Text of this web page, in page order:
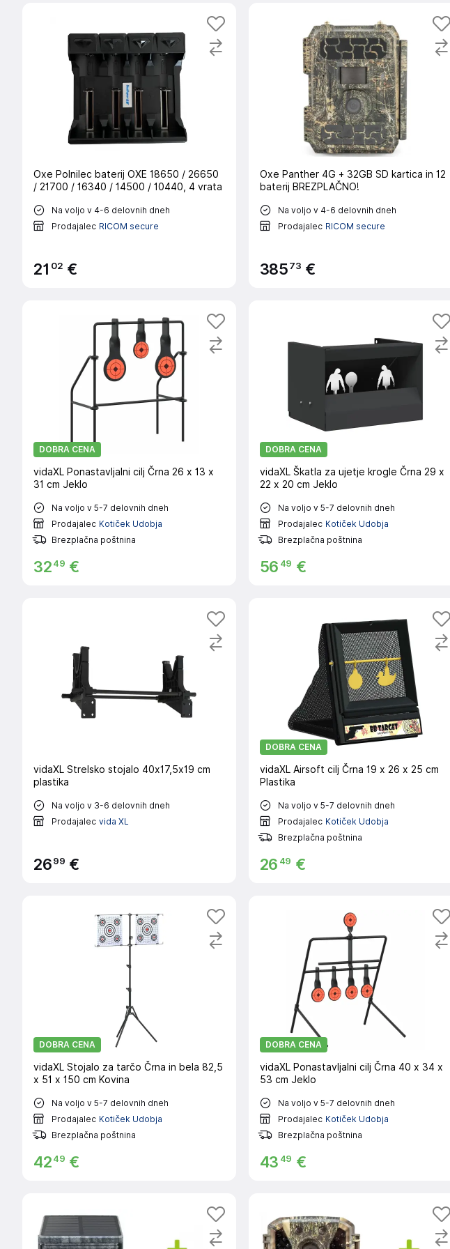
Oxe Polnilec baterij OXE 18650 / 26650
/ 21700 / 16340 / 14500 / 10440, 4 vrata
Na voljo v 4-6 delovnih dneh
Prodajalec RICOM secure
21 02 €
Oxe Panther 4G + 32GB SD kartica in 12
baterij BREZPLAČNO!
Na voljo v 4-6 delovnih dneh
Prodajalec RICOM secure
38573 €
DOBRA CENA
vidaXL Ponastavljalni cilj Črna 26 x 13 x
31 cm Jeklo
Na voljo v 5-7 delovnih dneh
Prodajalec Kotiček Udobja
Brezplačna poštnina
3249 €
DOBRA CENA
vidaXL Škatla za ujetje krogle Črna 29 x
22 x 20 cm Jeklo
Na voljo v 5-7 delovnih dneh
Prodajalec Kotiček Udobja
Brezplačna poštnina
56 49 €
vidaXL Strelsko stojalo 40x17,5x19 cm
plastika
Na voljo v 3-6 delovnih dneh
Prodajalec vida XL
2699 €
DOBRA CENA
vidaXL Airsoft cilj Črna 19 x 26 x 25 cm
Plastika
Na voljo v 5-7 delovnih dneh
Prodajalec Kotiček Udobja
Brezplačna poštnina
26 49 €
DOBRA CENA
vidaXL Stojalo za tarčo Črna in bela 82,5
x 51 x 150 cm Kovina
Na voljo v 5-7 delovnih dneh
Prodajalec Kotiček Udobja
Brezplačna poštnina
4249 €
DOBRA CENA
vidaXL Ponastavljalni cilj Črna 40 x 34 x
53 cm Jeklo
Na voljo v 5-7 delovnih dneh
Prodajalec Kotiček Udobja
Brezplačna poštnina
43 49 €